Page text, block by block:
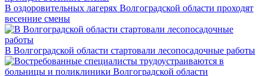
В оздоровительных лагерях Волгоградской области проходят
весенние смены
В Волгоградской области стартовали лесопосадочные работы